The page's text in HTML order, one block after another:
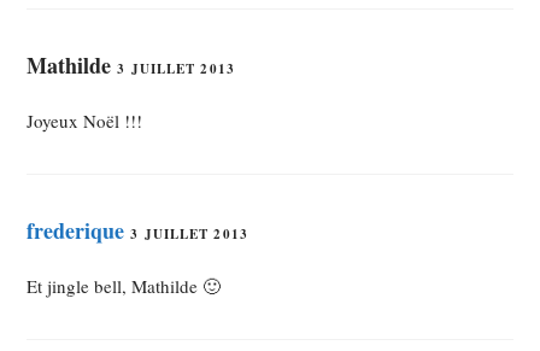
Mathilde3 JUILLET 2013
Joyeux Noël !!!
frederique 3 JUILLET 2013
Et jingle bell, Mathilde 🙂